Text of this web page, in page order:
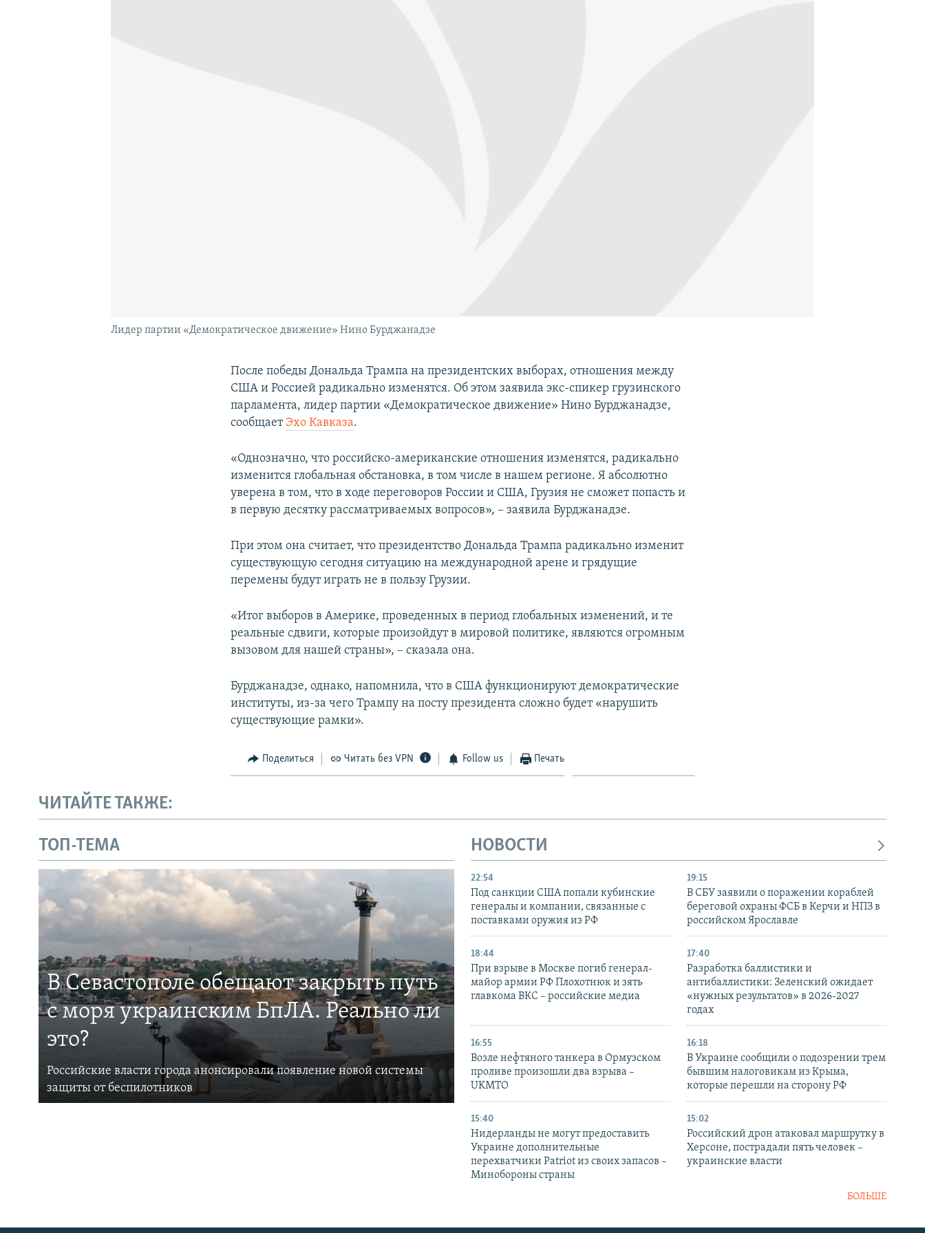
Лидер партии «Демократическое движение» Нино Бурджанадзе
После победы Дональда Трампа на президентских выборах, отношения между
США и Россией радикально изменятся. Об этом заявила экс-спикер грузинского
парламента, лидер партии «Демократическое движение» Нино Бурджанадзе,
сообщает Эхо Кавказа.
«Однозначно, что российско-американские отношения изменятся, радикально
изменится глобальная обстановка, в том числе в нашем регионе. Я абсолютно
уверена в том, что в ходе переговоров России и США, Грузия не сможет попасть и
в первую десятку рассматриваемых вопросов», – заявила Бурджанадзе.
При этом она считает, что президентство Дональда Трампа радикально изменит
существующую сегодня ситуацию на международной арене и грядущие
перемены будут играть не в пользу Грузии.
«Итог выборов в Америке, проведенных в период глобальных изменений, и те
реальные сдвиги, которые произойдут в мировой политике, являются огромным
вызовом для нашей страны», – сказала она.
Бурджанадзе, однако, напомнила, что в США функционируют демократические
институты, из-за чего Трампу на посту президента сложно будет «нарушить
существующие рамки».
Поделиться Читать без VPN Follow us Печать
ЧИТАЙТЕ ТАКЖЕ:
ТОП-ТЕМА
В Севастополе обещают закрыть путь
с моря украинским БпЛА. Реально ли
это?
Российские власти города анонсировали появление новой системы
защиты от беспилотников
НОВОСТИ
22:54
Под санкции США попали кубинские
генералы и компании, связанные с
поставками оружия из РФ
19:15
В СБУ заявили о поражении кораблей
береговой охраны ФСБ в Керчи и НПЗ в
российском Ярославле
18:44
При взрыве в Москве погиб генерал-
майор армии РФ Плохотнюк и зять
главкома ВКС – российские медиа
17:40
Разработка баллистики и
антибаллистики: Зеленский ожидает
«нужных результатов» в 2026-2027
годах
16:55
Возле нефтяного танкера в Ормузском
проливе произошли два взрыва –
UKMTO
16:18
В Украине сообщили о подозрении трем
бывшим налоговикам из Крыма,
которые перешли на сторону РФ
15:40
Нидерланды не могут предоставить
Украине дополнительные
перехватчики Patriot из своих запасов –
Минобороны страны
15:02
Российский дрон атаковал маршрутку в
Херсоне, пострадали пять человек –
украинские власти
БОЛЬШЕ